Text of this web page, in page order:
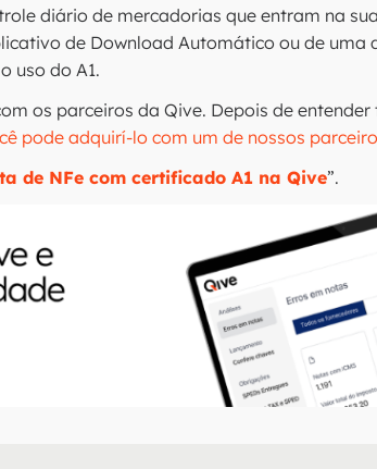
diário de mercadorias que entram na
de Download Automático ou de uma
uso do A1.
os parceiros da Qive. Depois de entender
pode adquirí-lo com um de nossos
de NFe com certificado A1 na Qive”.